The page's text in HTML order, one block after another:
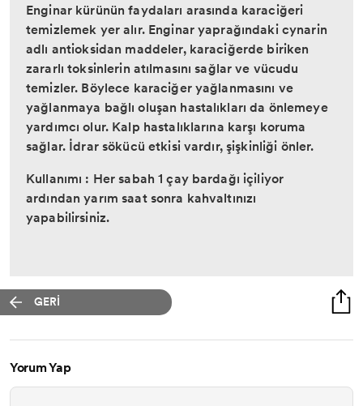
Enginar kürünün faydaları arasında karaciğeri
temizlemek yer alır. Enginar yaprağındaki cynarin
adlı antioksidan maddeler, karaciğerde biriken
zararlı toksinlerin atılmasını sağlar ve vücudu
temizler. Böylece karaciğer yağlanmasını ve
yağlanmaya bağlı oluşan hastalıkları da önlemeye
yardımcı olur. Kalp hastalıklarına karşı koruma
sağlar. İdrar sökücü etkisi vardır, şişkinliği önler.
Kullanımı : Her sabah 1 çay bardağı içiliyor
ardından yarım saat sonra kahvaltınızı
yapabilirsiniz.
GERİ
Yorum Yap